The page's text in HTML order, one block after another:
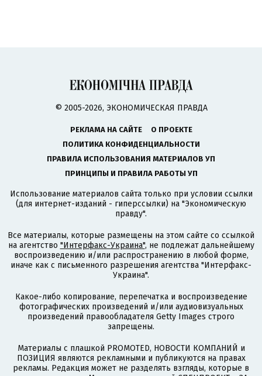
© 2005-2026, ЭКОНОМИЧЕСКАЯ ПРАВДА
РЕКЛАМА НА САЙТЕ
О ПРОЕКТЕ
ПОЛИТИКА КОНФИДЕНЦИАЛЬНОСТИ
ПРАВИЛА ИСПОЛЬЗОВАНИЯ МАТЕРИАЛОВ УП
ПРИНЦИПЫ И ПРАВИЛА РАБОТЫ УП
Использование материалов сайта только при условии ссылки
(для интернет-изданий - гиперссылки) на "Экономическую
правду".
Все материалы, которые размещены на этом сайте со ссылкой
на агентство "Интерфакс-Украина", не подлежат дальнейшему
воспроизведению и/или распространению в любой форме,
иначе как с письменного разрешения агентства "Интерфакс-
Украина".
Какое-либо копирование, перепечатка и воспроизведение
фотографических произведений и/или аудиовизуальных
произведений правообладателя Getty Images строго
запрещены.
Материалы с плашкой PROMOTED, НОВОСТИ КОМПАНИЙ и
ПОЗИЦИЯ являются рекламными и публикуются на правах
рекламы. Редакция может не разделять взгляды, которые в